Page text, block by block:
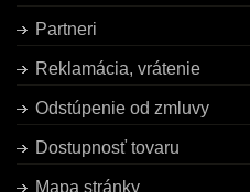
Partneri
Reklamácia, vrátenie
Odstúpenie od zmluvy
Dostupnosť tovaru
Mapa stránky